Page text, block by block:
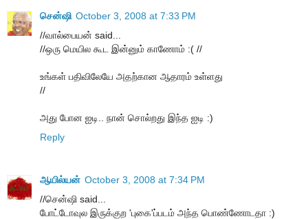
சென்ஷி October 3, 2008 at 7:33 PM
//வால்பையன் said...
//ஒரு மெயில கூட இன்னும் காணோம் :( //
உங்கள் பதிவிலேயே அதற்கான ஆதாரம் உள்ளது
//
அது போன ஐடி.. நான் சொல்றது இந்த ஐடி :)
Reply
ஆயில்யன் October 3, 2008 at 7:34 PM
//சென்ஷி said...
போட்டோவுல இருக்குற 'புகை'ப்படம் அந்த பொண்ணோடதா :)